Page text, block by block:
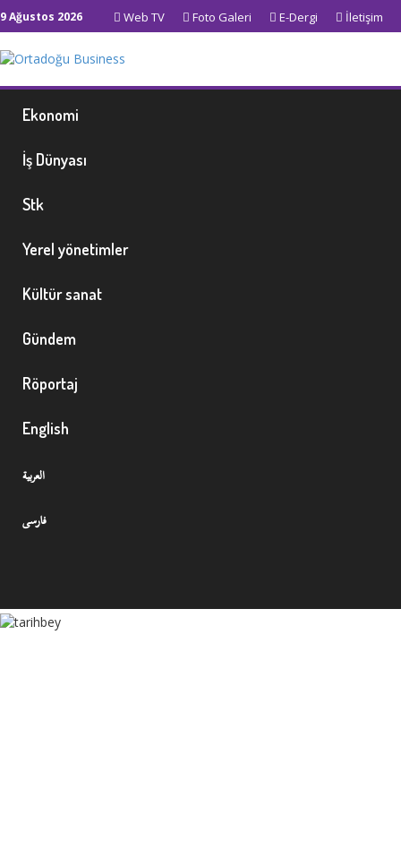
9 Ağustos 2026 Web TV Foto Galeri E-Dergi İletişim
Ekonomi
İş Dünyası
Stk
Yerel yönetimler
Kültür sanat
Gündem
Röportaj
English
العربية
فارسی